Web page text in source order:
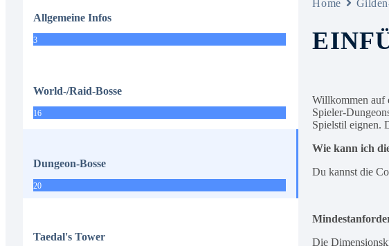
Allgemeine Infos
3
World-/Raid-Bosse
16
Dungeon-Bosse
20
Taedal's Tower
Home
Willkommen auf
Spieler-
Spielstil eignen.
Wie kann ich
Du kannst die
Die